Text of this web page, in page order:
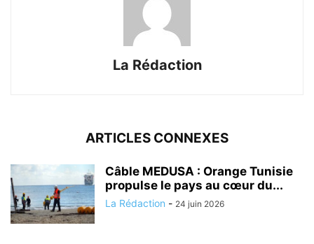
La Rédaction
ARTICLES CONNEXES
Câble MEDUSA : Orange Tunisie
propulse le pays au cœur du...
La Rédaction - 24 juin 2026